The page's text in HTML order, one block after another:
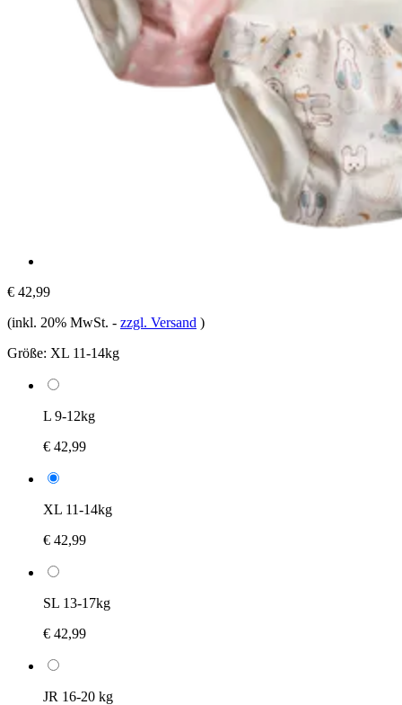
€ 42,99
(inkl. 20% MwSt. - zzgl. Versand )
Größe: XL 11-14kg
L 9-12kg
€ 42,99
XL 11-14kg
€ 42,99
SL 13-17kg
€ 42,99
JR 16-20 kg